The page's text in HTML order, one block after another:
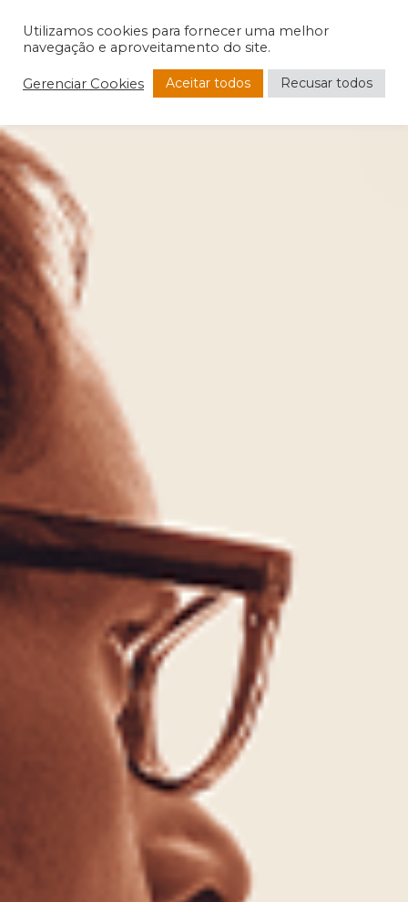
Utilizamos cookies para fornecer uma melhor
navegação e aproveitamento do site.
Gerenciar Cookies Aceitar todos Recusar todos